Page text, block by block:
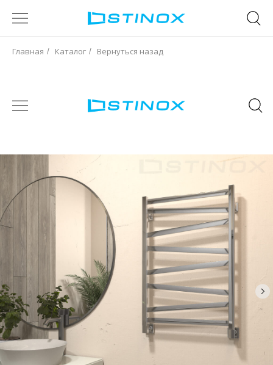
Главная / Каталог / Вернуться назад